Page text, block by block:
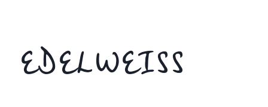
EDELWEISS